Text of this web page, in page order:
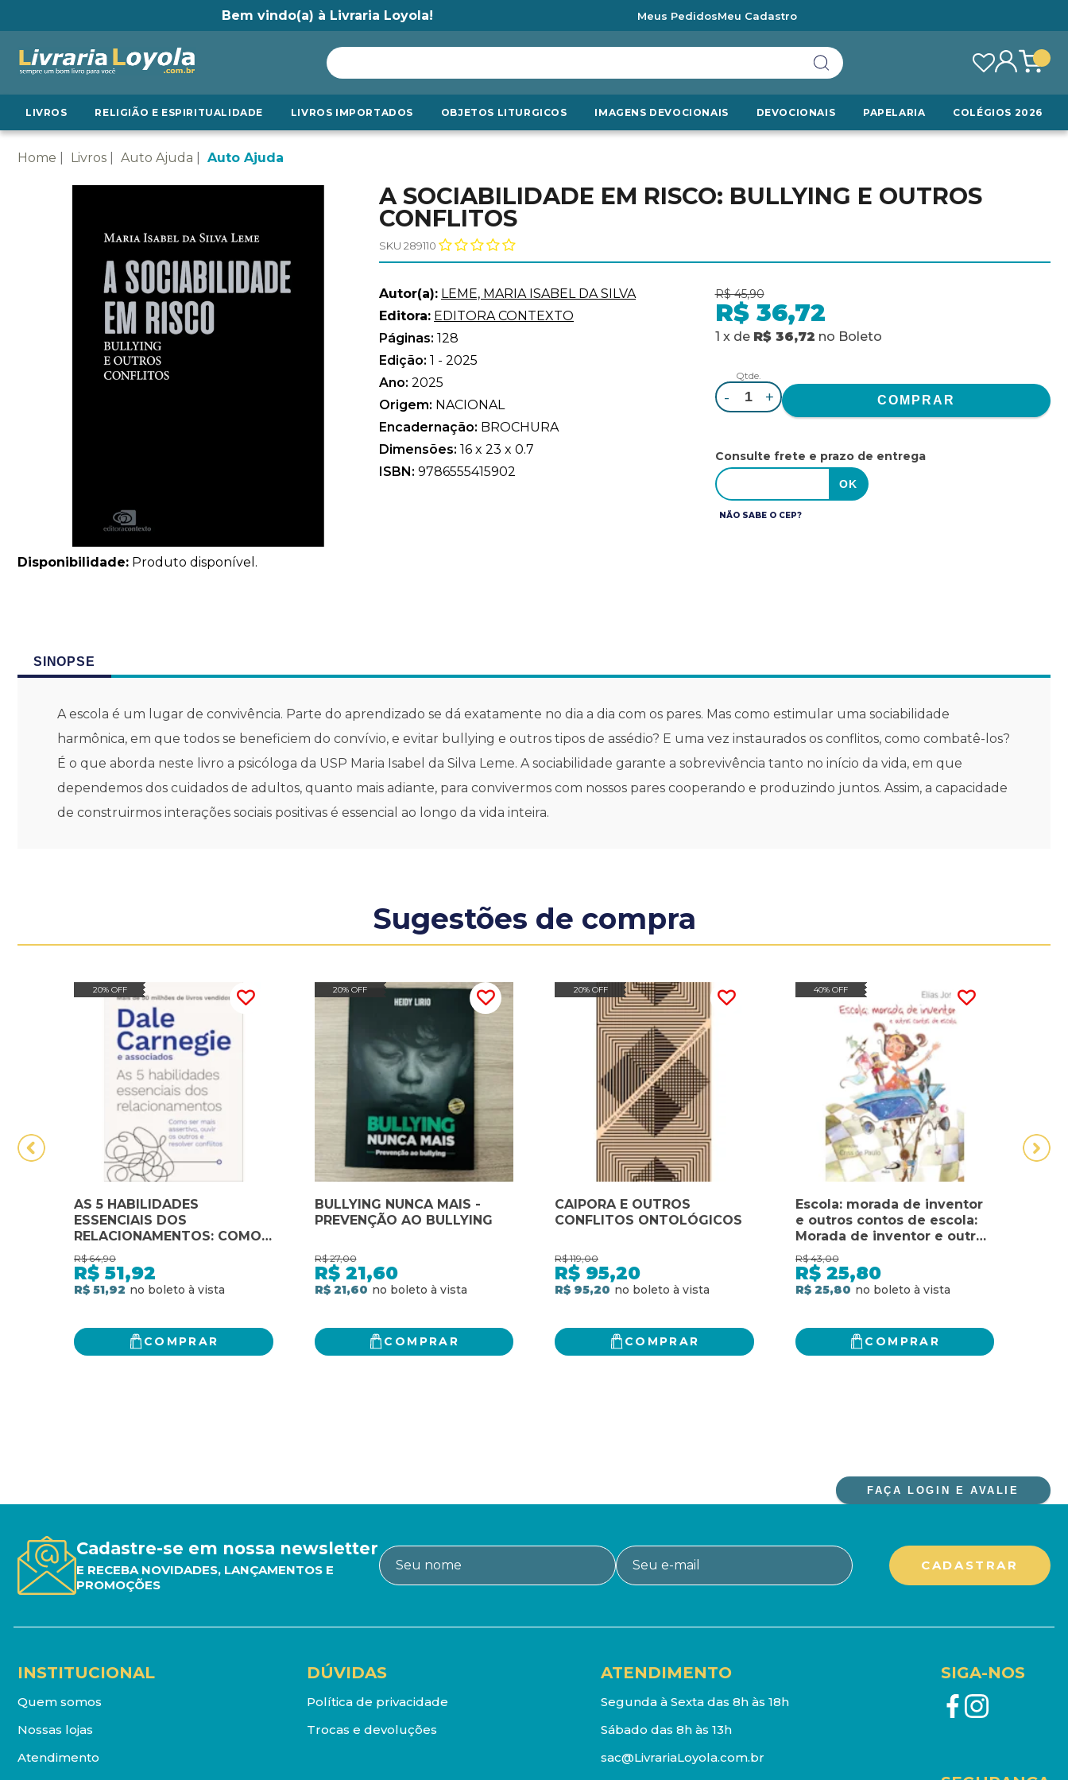
Bem vindo(a) à Livraria Loyola! Meus PedidosMeu Cadastro
LIVROS RELIGIÃO E ESPIRITUALIDADE LIVROS IMPORTADOS OBJETOS LITURGICOS IMAGENS DEVOCIONAIS DEVOCIONAIS PAPELARIA COLÉGIOS 2026
Home Livros Auto Ajuda Auto Ajuda
Disponibilidade: Produto disponível.
A SOCIABILIDADE EM RISCO: BULLYING E OUTROS
CONFLITOS
SKU 289110
Autor(a): LEME, MARIA ISABEL DA SILVA
Editora: EDITORA CONTEXTO
Páginas: 128
Edição: 1 - 2025
Ano: 2025
Origem: NACIONAL
Encadernação: BROCHURA
Dimensões: 16 x 23 x 0.7
ISBN: 9786555415902
R$ 45,90
R$ 36,72
1 x de R$ 36,72 no Boleto
Qtde.
- +
Consulte frete e prazo de entrega
NÃO SABE O CEP?
SINOPSE
A escola é um lugar de convivência. Parte do aprendizado se dá exatamente no dia a dia com os pares. Mas como estimular uma sociabilidade
harmônica, em que todos se beneficiem do convívio, e evitar bullying e outros tipos de assédio? E uma vez instaurados os conflitos, como combatê-los?
É o que aborda neste livro a psicóloga da USP Maria Isabel da Silva Leme. A sociabilidade garante a sobrevivência tanto no início da vida, em que
dependemos dos cuidados de adultos, quanto mais adiante, para convivermos com nossos pares cooperando e produzindo juntos. Assim, a capacidade
de construirmos interações sociais positivas é essencial ao longo da vida inteira.
Sugestões de compra
20% OFF
AS 5 HABILIDADES
ESSENCIAIS DOS
RELACIONAMENTOS: COMO
SER MAIS ASSERTIVO, OUVIR
OS OUTROS E RESOLVER
CONFLITOS
R$ 64,90
R$ 51,92
R$ 51,92
COMPRAR
20% OFF
BULLYING NUNCA MAIS -
PREVENÇÃO AO BULLYING
R$ 27,00
R$ 21,60
R$ 21,60
COMPRAR
20% OFF
CAIPORA E OUTROS
CONFLITOS ONTOLÓGICOS
R$ 119,00
R$ 95,20
R$ 95,20
COMPRAR
40% OFF
Escola: morada de inventor
e outros contos de escola:
Morada de inventor e outros
contos de escola
R$ 43,00
R$ 25,80
R$ 25,80
COMPRAR
FAÇA LOGIN E AVALIE
Cadastre-se em nossa newsletter
E RECEBA NOVIDADES, LANÇAMENTOS E
PROMOÇÕES
INSTITUCIONAL
Quem somos
Nossas lojas
Atendimento
DÚVIDAS
Política de privacidade
Trocas e devoluções
ATENDIMENTO
Segunda à Sexta das 8h às 18h
Sábado das 8h às 13h
sac@LivrariaLoyola.com.br
SIGA-NOS